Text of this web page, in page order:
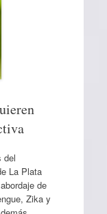
del
La Plata
de
Zika y